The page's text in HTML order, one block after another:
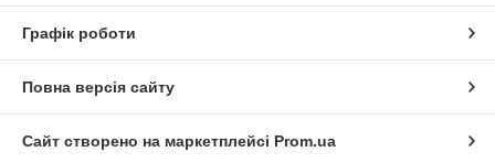
Графік роботи
Повна версія сайту
Сайт створено на маркетплейсі Prom.ua